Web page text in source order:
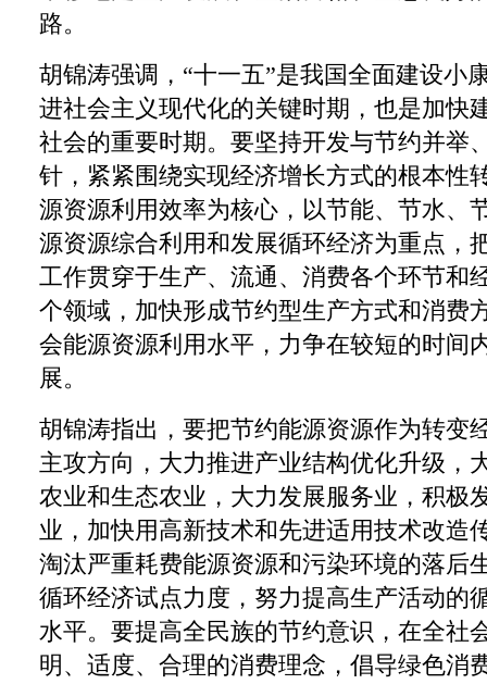
路。
胡锦涛强调，“十一五”是我国全面建设小
进社会主义现代化的关键时期，也是加快
社会的重要时期。要坚持开发与节约并举
针，紧紧围绕实现经济增长方式的根本性
源资源利用效率为核心，以节能、节水、
源资源综合利用和发展循环经济为重点，
工作贯穿于生产、流通、消费各个环节和
个领域，加快形成节约型生产方式和消费
会能源资源利用水平，力争在较短的时间
展。
胡锦涛指出，要把节约能源资源作为转变
主攻方向，大力推进产业结构优化升级，
农业和生态农业，大力发展服务业，积极
业，加快用高新技术和先进适用技术改造
淘汰严重耗费能源资源和污染环境的落后
循环经济试点力度，努力提高生产活动的
水平。要提高全民族的节约意识，在全社
明、适度、合理的消费理念，倡导绿色消